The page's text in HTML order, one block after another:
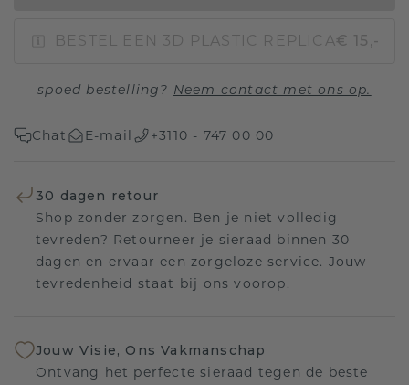
BESTEL EEN 3D PLASTIC REPLICA€ 15,-
spoed bestelling? Neem contact met ons op.
Chat E-mail +3110 - 747 00 00
30 dagen retour
Shop zonder zorgen. Ben je niet volledig
tevreden? Retourneer je sieraad binnen 30
dagen en ervaar een zorgeloze service. Jouw
tevredenheid staat bij ons voorop.
Jouw Visie, Ons Vakmanschap
Ontvang het perfecte sieraad tegen de beste